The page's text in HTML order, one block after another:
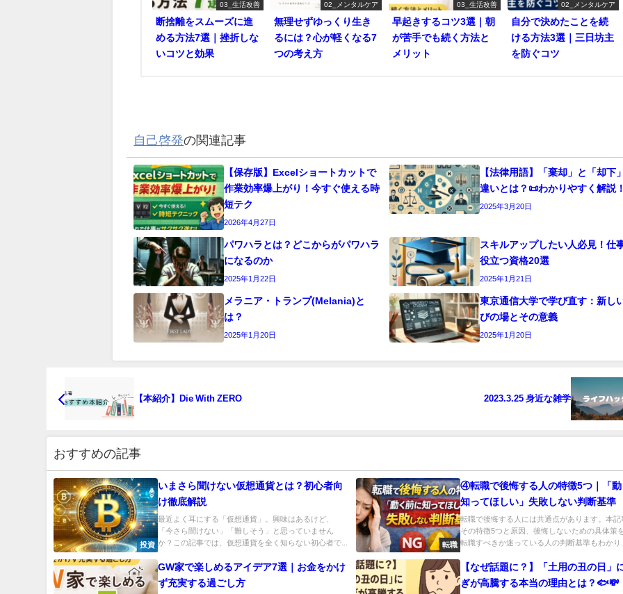
03_生活改善
断捨離をスムーズに進
める方法7選｜挫折しな
いコツと効果
02_メンタルケア
無理せずゆっくり生き
るには？心が軽くなる7
つの考え方
03_生活改善
早起きするコツ3選｜朝
が苦手でも続く方法と
メリット
02_メンタルケア
自分で決めたことを続
ける方法3選｜三日坊主
を防ぐコツ
自己啓発の関連記事
【保存版】Excelショートカットで
作業効率爆上がり！今すぐ使える時
短テク
2026年4月27日
【法律用語】「棄却」と「却下
違いとは？📜わかりやすく解説！
2025年3月20日
パワハラとは？どこからがパワハラ
になるのか
2025年1月22日
スキルアップしたい人必見！仕
役立つ資格20選
2025年1月21日
メラニア・トランプ(Melania)と
は？
2025年1月20日
東京通信大学で学び直す：新し
びの場とその意義
2025年1月20日
【本紹介】Die With ZERO 2023.3.25 身近な雑学
おすすめの記事
投資
いまさら聞けない仮想通貨とは？初心者向
け徹底解説
最近よく耳にする「仮想通貨」。興味はあるけど、
「今さら聞けない」「難しそう」と思っていません
か？この記事では、仮想通貨を全く知らない初心者で...
転職
④転職で後悔する人の特徴5つ｜「動
知ってほしい」失敗しない判断基準
転職で後悔する人には共通点があります。本記
その特徴5つと原因、後悔しないための具体策
転職すべきか迷っている人の判断基準もわかり...
GW家で楽しめるアイデア7選｜お金をかけ
ず充実する過ごし方
【なぜ話題に？】「土用の丑の日」
ぎが高騰する本当の理由とは？🐟💸